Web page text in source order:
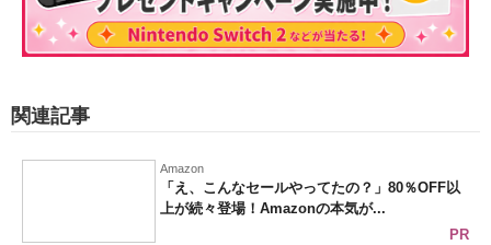
関連記事
Amazon
「え、こんなセールやってたの？」80％OFF以
上が続々登場！Amazonの本気が...
PR